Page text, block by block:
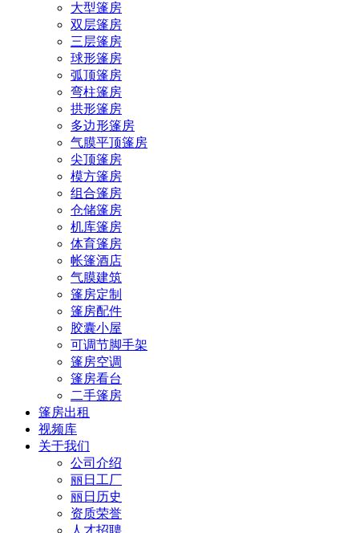
大型篷房
双层篷房
三层篷房
球形篷房
弧顶篷房
弯柱篷房
拱形篷房
多边形篷房
气膜平顶篷房
尖顶篷房
模方篷房
组合篷房
仓储篷房
机库篷房
体育篷房
帐篷酒店
气膜建筑
篷房定制
篷房配件
胶囊小屋
可调节脚手架
篷房空调
篷房看台
二手篷房
篷房出租
视频库
关于我们
公司介绍
丽日工厂
丽日历史
资质荣誉
人才招聘